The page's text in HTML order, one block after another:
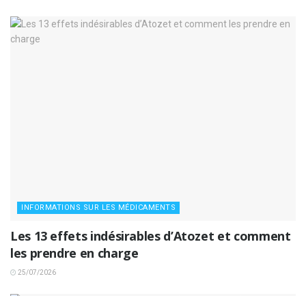
INFORMATIONS SUR LES MÉDICAMENTS
Les 13 effets indésirables d’Atozet et comment
les prendre en charge
25/07/2026